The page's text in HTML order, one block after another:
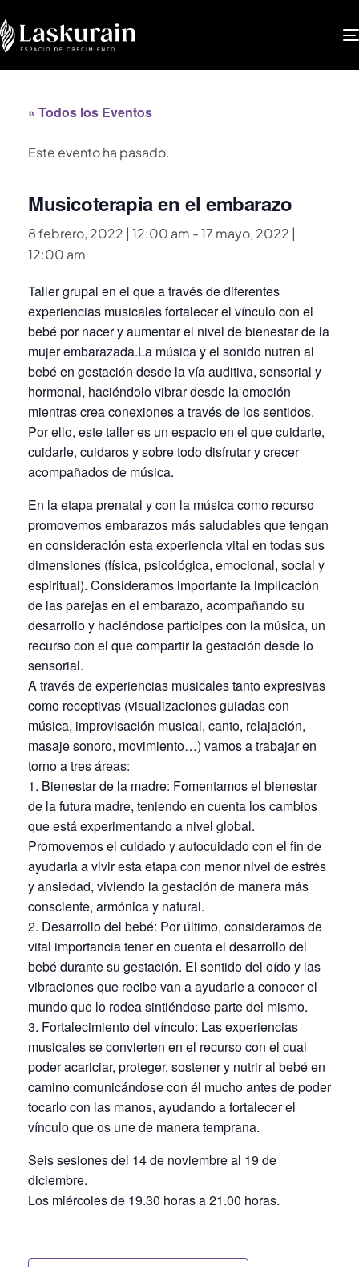
« Todos los Eventos
Este evento ha pasado.
Musicoterapia en el embarazo
8 febrero, 2022 | 12:00 am -17 mayo, 2022 |
12:00 am
Taller grupal en el que a través de diferentes
experiencias musicales fortalecer el vínculo con el
bebé por nacer y aumentar el nivel de bienestar de la
mujer embarazada.La música y el sonido nutren al
bebé en gestación desde la vía auditiva, sensorial y
hormonal, haciéndolo vibrar desde la emoción
mientras crea conexiones a través de los sentidos.
Por ello, este taller es un espacio en el que cuidarte,
cuidarle, cuidaros y sobre todo disfrutar y crecer
acompañados de música.
En la etapa prenatal y con la música como recurso
promovemos embarazos más saludables que tengan
en consideración esta experiencia vital en todas sus
dimensiones (física, psicológica, emocional, social y
espiritual). Consideramos importante la implicación
de las parejas en el embarazo, acompañando su
desarrollo y haciéndose partícipes con la música, un
recurso con el que compartir la gestación desde lo
sensorial.
A través de experiencias musicales tanto expresivas
como receptivas (visualizaciones guiadas con
música, improvisación musical, canto, relajación,
masaje sonoro, movimiento…) vamos a trabajar en
torno a tres áreas:
1. Bienestar de la madre: Fomentamos el bienestar
de la futura madre, teniendo en cuenta los cambios
que está experimentando a nivel global.
Promovemos el cuidado y autocuidado con el fin de
ayudarla a vivir esta etapa con menor nivel de estrés
y ansiedad, viviendo la gestación de manera más
consciente, armónica y natural.
2. Desarrollo del bebé: Por último, consideramos de
vital importancia tener en cuenta el desarrollo del
bebé durante su gestación. El sentido del oído y las
vibraciones que recibe van a ayudarle a conocer el
mundo que lo rodea sintiéndose parte del mismo.
3. Fortalecimiento del vínculo: Las experiencias
musicales se convierten en el recurso con el cual
poder acariciar, proteger, sostener y nutrir al bebé en
camino comunicándose con él mucho antes de poder
tocarlo con las manos, ayudando a fortalecer el
vínculo que os une de manera temprana.
Seis sesiones del 14 de noviembre al 19 de
diciembre.
Los miércoles de 19.30 horas a 21.00 horas.